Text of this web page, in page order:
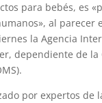
para bebés, es
al parecer
la Agencia
dependiente de la
por expertos de